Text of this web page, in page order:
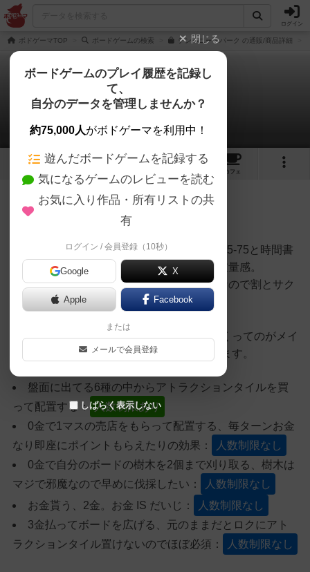
ログイン
ボドゲーマTOP ボードゲームの検索 テンペニー・パーク の通販/商品詳細
テンペニー・パーク
なるみさんのレビュー
3 1 9
カフェ
398名 7名 0 1年以上前
タイル配置タイプの中量級ワカプレです、45‐75と時間書
いてますが4人でも60分で終わるくらいの重量感。
全5ラウンド、1ラウンドにつき3ワーカーなので割とサク
サク出来るタイプのゲームになってます。
自分のボードにアトラクションを作っていくってのがメイ
ンの動きで、毎ラウンド以下の動きが出来ます。
盤面に出てる6種の中からアトラクションタイルを買
って配置する： 人数制限あり
0金で1マスの売店をもらって配置する、毎ターンお金
なり即座にポイントもらえたりの効果：
人数制限なし
0金で自分のボードの樹木を2個まで刈り取る、樹木は
マジで邪魔なので早めに伐採したい：
人数制限なし
お金貰う、2金。お金 IS だいじ：
人数制限なし
3金払ってボードを広げる、元のままだとロクにアト
ラクションタイル置けないのでほぼ必須：
人数制限なし
閉じる
ボードゲームのプレイ履歴を記録し
て、
自分のデータを管理しませんか？
約75,000人がボドゲーマを利用中！
遊んだボードゲームを記録する
気になるゲームのレビューを読む
お気に入り作品・所有リストの共
有
ログイン / 会員登録（10秒）
Google X
Apple Facebook
または
メールで会員登録
しばらく表示しない